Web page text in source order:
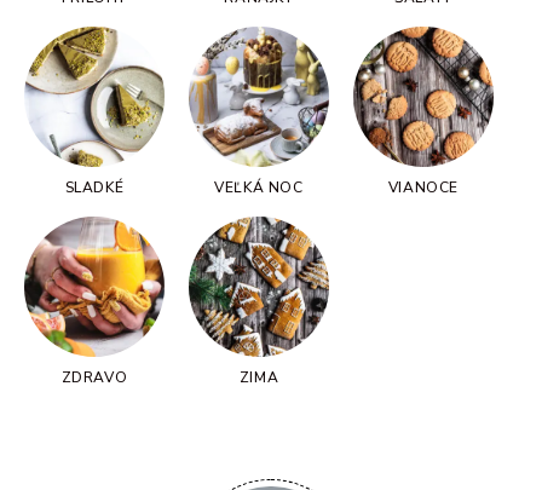
SLADKÉ VEĽKÁ NOC VIANOCE
ZDRAVO ZIMA